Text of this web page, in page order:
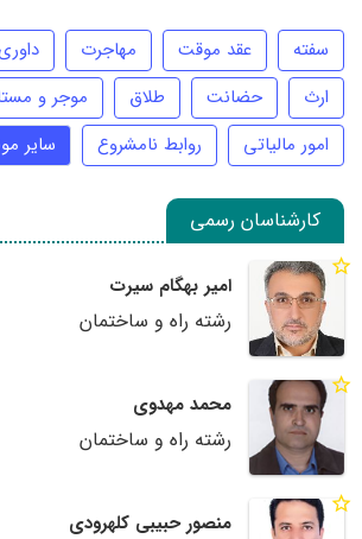
سفته عقد موقت مهاجرت
ارث
حضانت طلاق موجر و
امور مالیاتی
روابط نامشروع سایر
کارشناسان رسمی
امیر بهگام سیرت
رشته راه و ساختمان
محمد مهدوی
رشته راه و ساختمان
منصور حبیبی کلهرودی